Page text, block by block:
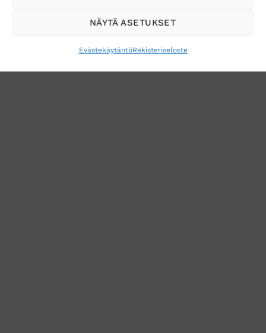
NÄYTÄ ASETUKSET
EvästekäytäntöRekisteriseloste